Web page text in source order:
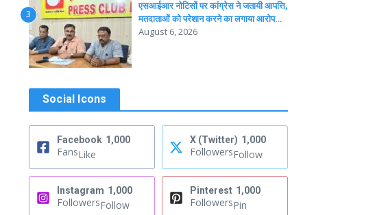
3
एसआईआर नोटिसों पर कांग्रेस ने जतायी आपत्ति,
मतदाताओं को परेशान करने का लगाया आरोप…
August 6, 2026
Social Icons
Facebook 1,000
FansLike
X (Twitter) 1,000
FollowersFollow
Instagram 1,000
FollowersFollow
Pinterest 1,000
FollowersPin